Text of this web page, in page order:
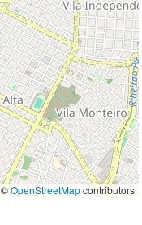
©OpenStreetMapcontributors